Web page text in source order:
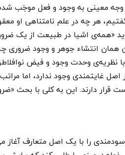
معینی به وجود و فعل موجَب
هر چه در علم نامتناهی او
«همه‌ی اشیا در طبیعت از یک
انتشاء جوهر و وجود ضروری
نظریه‌ی وحدت وجود و فیض
غایتمندی وجود ندارد، اما
قرار دارند. این به کلی با بحث
را با یک اصل متعارف آغاز